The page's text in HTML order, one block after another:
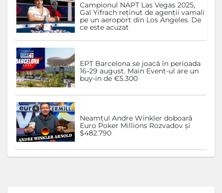
Campionul NAPT Las Vegas 2025,
Gal Yifrach reținut de agenții vamali
pe un aeroport din Los Angeles. De
ce este acuzat
EPT Barcelona se joacă în perioada
16-29 august. Main Event-ul are un
buy-in de €5.300
Neamțul Andre Winkler doboară
Euro Poker Millions Rozvadov și
$482.790